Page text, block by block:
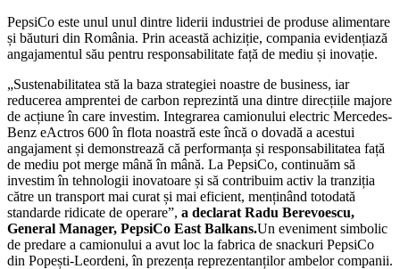
PepsiCo este unul unul dintre liderii industriei de produse alimentare
și băuturi din România. Prin această achiziție, compania evidențiază
angajamentul său pentru responsabilitate față de mediu și inovație.
„Sustenabilitatea stă la baza strategiei noastre de business, iar
reducerea amprentei de carbon reprezintă una dintre direcțiile majore
de acțiune în care investim. Integrarea camionului electric Mercedes-
Benz eActros 600 în flota noastră este încă o dovadă a acestui
angajament și demonstrează că performanța și responsabilitatea față
de mediu pot merge mână în mână. La PepsiCo, continuăm să
investim în tehnologii inovatoare și să contribuim activ la tranziția
către un transport mai curat și mai eficient, menținând totodată
standarde ridicate de operare”, a declarat Radu Berevoescu,
General Manager, PepsiCo East Balkans.Un eveniment simbolic
de predare a camionului a avut loc la fabrica de snackuri PepsiCo
din Popești-Leordeni, în prezența reprezentanților ambelor companii.